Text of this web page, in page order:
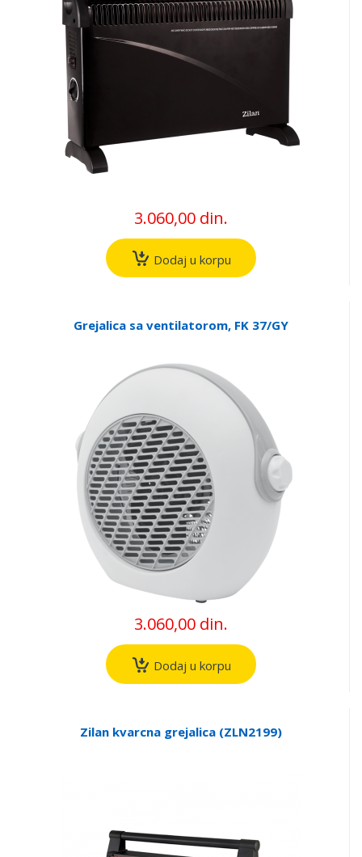
3.060,00 din.
Dodaj u korpu
Grejalica sa ventilatorom, FK 37/GY
3.060,00 din.
Dodaj u korpu
Zilan kvarcna grejalica (ZLN2199)